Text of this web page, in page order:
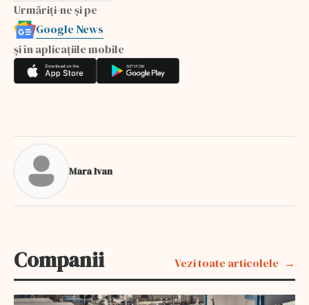
Urmăriți-ne și pe
Google News
și în aplicațiile mobile
Mara Ivan
Companii Vezi toate articolele